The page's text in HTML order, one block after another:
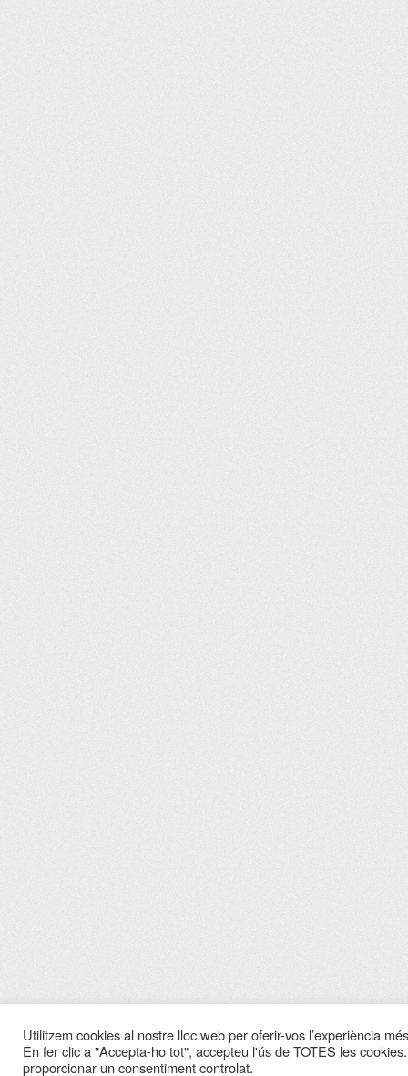
Utilitzem cookies al nostre lloc web per oferir-vos l’experiència
En fer clic a "Accepta-ho tot", accepteu l'ús de TOTES les
proporcionar un consentiment controlat.